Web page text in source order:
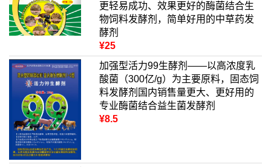
更轻易成功、效果更好的酶菌结合生
物饲料发酵剂，简单好用的中草药发
酵剂
¥25
加强型活力99生酵剂——以高浓度乳
酸菌（300亿/g）为主要原料，固态饲
料发酵剂国内销售量更大、更好用的
专业酶菌结合益生菌发酵剂
¥8.5